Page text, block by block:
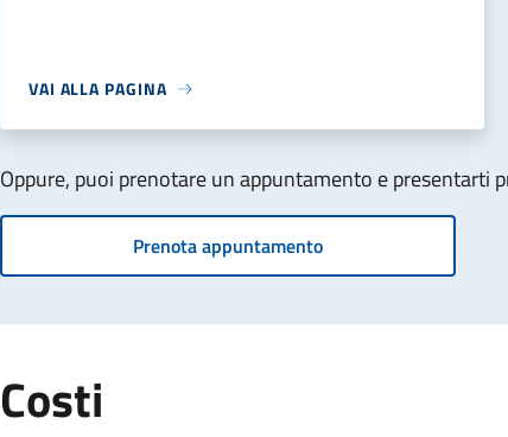
VAI ALLA PAGINA
Oppure, puoi prenotare un appuntamento e presentarti
Prenota appuntamento
Costi